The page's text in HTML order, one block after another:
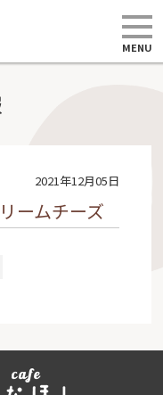
MENU
2021年12月05日
ームチーズ